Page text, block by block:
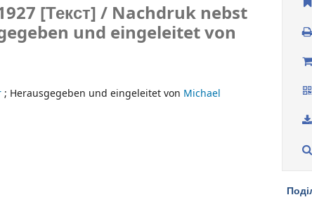
[Текст] / Nachdruk nebst
und eingeleitet von
; Herausgegeben und eingeleitet von Michael